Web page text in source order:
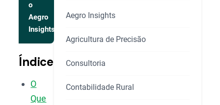
o
Aegro
Insights
Índice
O
Que
Aegro Insights
Agricultura de Precisão
Consultoria
Contabilidade Rural